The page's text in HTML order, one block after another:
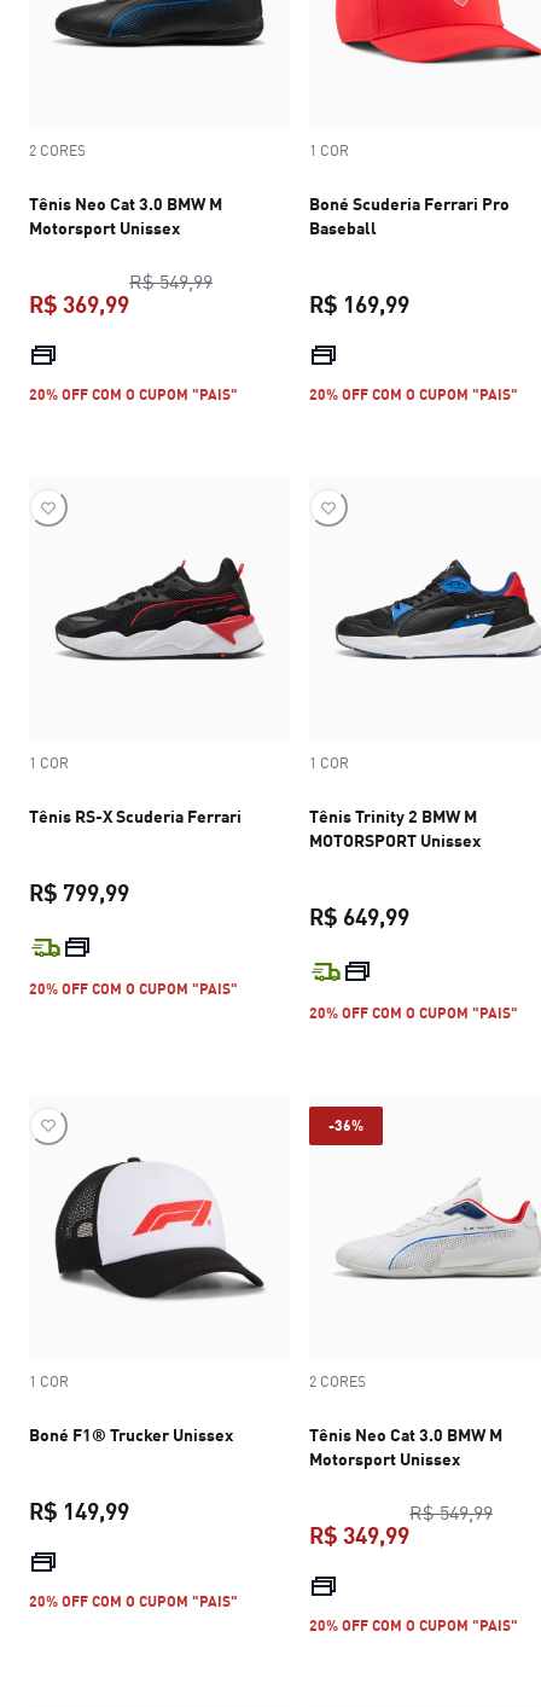
2 CORES
Tênis Neo Cat 3.0 BMW M
Motorsport Unissex
R$ 549,99preço original R$ 549,99
R$ 369,99
preço atual R$ 369,99
20% OFF COM O CUPOM "PAIS"
1 COR
Boné Scuderia Ferrari Pro
Baseball
R$ 169,99
20% OFF COM O CUPOM "PAIS"
1 COR
Tênis RS-X Scuderia Ferrari
R$ 799,99
20% OFF COM O CUPOM "PAIS"
1 COR
Tênis Trinity 2 BMW M
MOTORSPORT Unissex
R$ 649,99
20% OFF COM O CUPOM "PAIS"
1 COR
Boné F1® Trucker Unissex
R$ 149,99
20% OFF COM O CUPOM "PAIS"
-36%
2 CORES
Tênis Neo Cat 3.0 BMW M
Motorsport Unissex
R$ 549,99
R$ 349,99
20% OFF COM O CUPOM "PAIS"